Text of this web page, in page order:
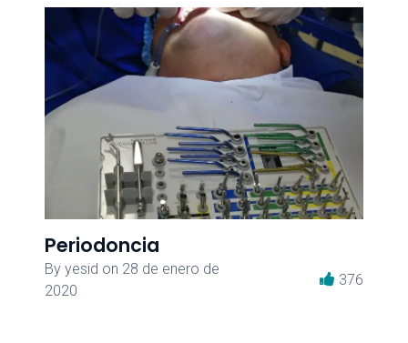
Periodoncia
By yesid on 28 de enero de
2020
376